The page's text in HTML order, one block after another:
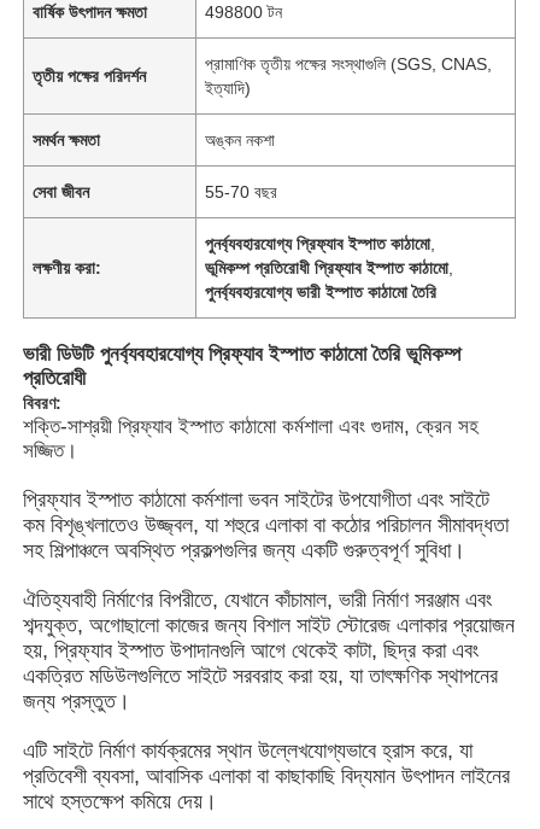
বাড়ি
পণ্য
বার্ষিক উৎপাদন ক্ষমতা 498800 টন
তৃতীয় পক্ষের পরিদর্শন
প্রামাণিক তৃতীয় পক্ষের সংস্থাগুলি (SGS, CNAS,
ইত্যাদি)
সমর্থন ক্ষমতা অঙ্কন নকশা
সেবা জীবন 55-70 বছর
লক্ষণীয় করা:
পুনর্ব্যবহারযোগ্য প্রিফ্যাব ইস্পাত কাঠামো,
ভূমিকম্প প্রতিরোধী প্রিফ্যাব ইস্পাত কাঠামো,
পুনর্ব্যবহারযোগ্য ভারী ইস্পাত কাঠামো তৈরি
ভারী ডিউটি ​​পুনর্ব্যবহারযোগ্য প্রিফ্যাব ইস্পাত কাঠামো তৈরি ভূমিকম্প
প্রতিরোধী
বিবরণ:
শক্তি-সাশ্রয়ী প্রিফ্যাব ইস্পাত কাঠামো কর্মশালা এবং গুদাম, ক্রেন সহ
সজ্জিত।
প্রিফ্যাব ইস্পাত কাঠামো কর্মশালা ভবন সাইটের উপযোগীতা এবং সাইটে
কম বিশৃঙ্খলাতেও উজ্জ্বল, যা শহুরে এলাকা বা কঠোর পরিচালন সীমাবদ্ধতা
সহ শিল্পাঞ্চলে অবস্থিত প্রকল্পগুলির জন্য একটি গুরুত্বপূর্ণ সুবিধা।
ঐতিহ্যবাহী নির্মাণের বিপরীতে, যেখানে কাঁচামাল, ভারী নির্মাণ সরঞ্জাম এবং
শব্দযুক্ত, অগোছালো কাজের জন্য বিশাল সাইট স্টোরেজ এলাকার প্রয়োজন
হয়, প্রিফ্যাব ইস্পাত উপাদানগুলি আগে থেকেই কাটা, ছিদ্র করা এবং
একত্রিত মডিউলগুলিতে সাইটে সরবরাহ করা হয়, যা তাৎক্ষণিক স্থাপনের
জন্য প্রস্তুত।
এটি সাইটে নির্মাণ কার্যক্রমের স্থান উল্লেখযোগ্যভাবে হ্রাস করে, যা
প্রতিবেশী ব্যবসা, আবাসিক এলাকা বা কাছাকাছি বিদ্যমান উৎপাদন লাইনের
সাথে হস্তক্ষেপ কমিয়ে দেয়।